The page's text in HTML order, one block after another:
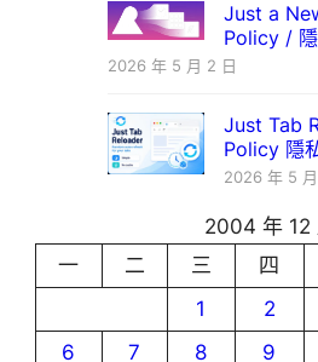
Just a
Policy /
2026 年 5 月 2 日
Just Tab
Policy 隱
2026 年 5
2004 年 12
一
二 三 四
1
2
6
7 8 9